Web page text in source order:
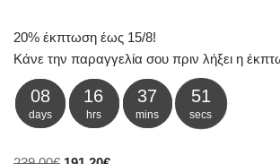
20% έκπτωση έως 15/8!
Κάνε την παραγγελία σου πριν λήξει η
08
days
16
hrs
37
mins
51
secs